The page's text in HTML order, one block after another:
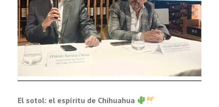
El sotol: el espíritu de Chihuahua